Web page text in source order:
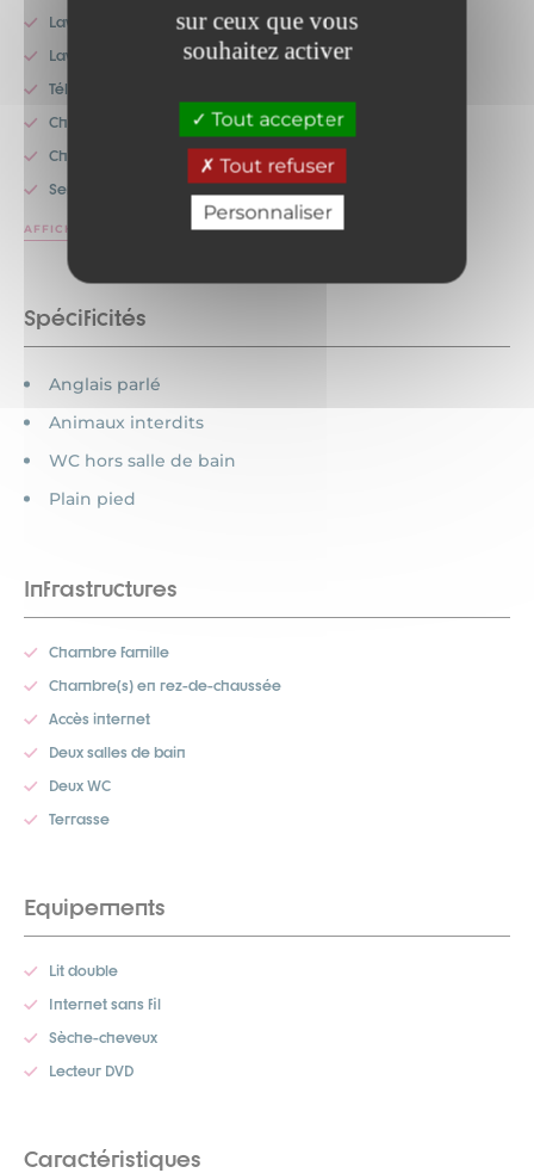
sur ceux que vous
souhaitez activer
Tout accepter
Tout refuser
Personnaliser
Lave-linge
Lave-vaisselle
Télévision
Cheminée
Chauffage
Service de ménage
AFFICHER PLUS
Spécificités
Anglais parlé
Animaux interdits
WC hors salle de bain
Plain pied
Infrastructures
Chambre famille
Chambre(s) en rez-de-chaussée
Accès internet
Deux salles de bain
Deux WC
Terrasse
Equipements
Lit double
Internet sans fil
Sèche-cheveux
Lecteur DVD
Caractéristiques